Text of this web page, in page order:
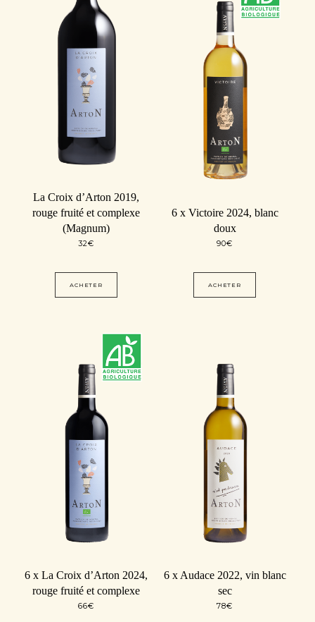
La Croix d’Arton 2019,
rouge fruité et complexe
(Magnum)
32€
ACHETER
6 x Victoire 2024, blanc
doux
90€
ACHETER
6 x La Croix d’Arton 2024,
rouge fruité et complexe
66€
6 x Audace 2022, vin blanc
sec
78€